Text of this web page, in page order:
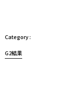
G2結果